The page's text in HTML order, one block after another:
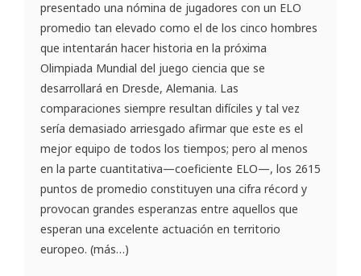
presentado una nómina de jugadores con un ELO
promedio tan elevado como el de los cinco hombres
que intentarán hacer historia en la próxima
Olimpiada Mundial del juego ciencia que se
desarrollará en Dresde, Alemania. Las
comparaciones siempre resultan difíciles y tal vez
sería demasiado arriesgado afirmar que este es el
mejor equipo de todos los tiempos; pero al menos
en la parte cuantitativa—coeficiente ELO—, los 2615
puntos de promedio constituyen una cifra récord y
provocan grandes esperanzas entre aquellos que
esperan una excelente actuación en territorio
europeo. (más…)